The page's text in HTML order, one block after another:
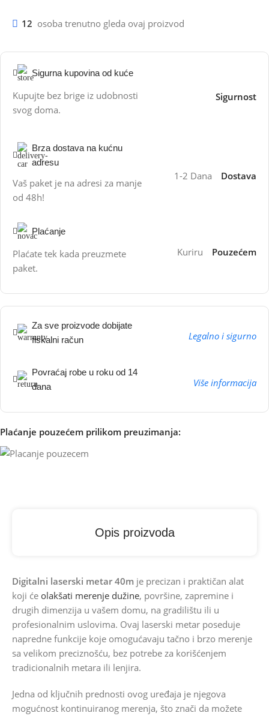
12 osoba trenutno gleda ovaj proizvod
Sigurna kupovina od kuće
Kupujte bez brige iz udobnosti
svog doma.
Sigurnost
Brza dostava na kućnu
adresu
Vaš paket je na adresi za manje
od 48h!
1-2 Dana Dostava
Plaćanje
Plaćate tek kada preuzmete
paket.
Kuriru Pouzećem
Za sve proizvode dobijate
fiskalni račun
Legalno i sigurno
Povraćaj robe u roku od 14
dana
Više informacija
Plaćanje pouzećem prilikom preuzimanja:
Opis proizvoda
Digitalni laserski metar 40m je precizan i praktičan alat
koji će olakšati merenje dužine, površine, zapremine i
drugih dimenzija u vašem domu, na gradilištu ili u
profesionalnim uslovima. Ovaj laserski metar poseduje
napredne funkcije koje omogućavaju tačno i brzo merenje
sa velikom preciznošću, bez potrebe za korišćenjem
tradicionalnih metara ili lenjira.
Jedna od ključnih prednosti ovog uređaja je njegova
mogućnost kontinuiranog merenja, što znači da možete